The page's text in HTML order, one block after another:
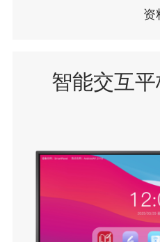
资
智能交互